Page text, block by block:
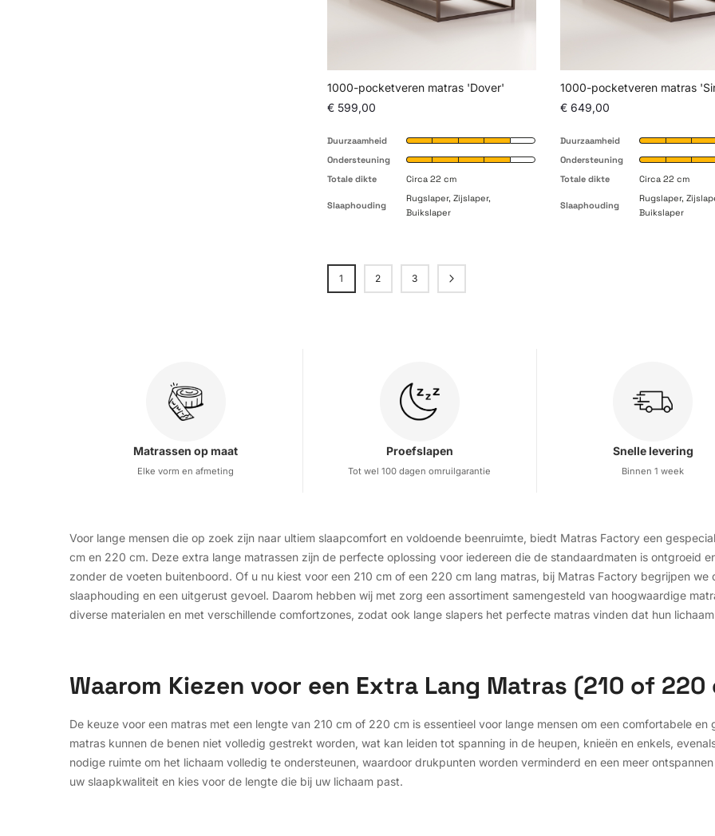
1000-pocketveren matras 'Dover'
€ 599,00
Duurzaamheid
Ondersteuning
Totale dikte
Circa 22 cm
Slaaphouding
Rugslaper, Zijslaper,
Buikslaper
1000-pocketveren matras
€ 649,00
Duurzaamheid
Ondersteuning
Totale dikte
Circa 22 cm
Slaaphouding
Rugslaper,
Buikslaper
Pagina
U lees momenteel pagina
1 Pagina
2 Pagina
3 Pagina
Volgende
Matrassen op maat
Elke vorm en afmeting
Proefslapen
Tot wel 100 dagen omruilgarantie
Snelle levering
Binnen 1 week
Voor lange mensen die op zoek zijn naar ultiem slaapcomfort en voldoende beenruimte, biedt Matras Factory een
cm en 220 cm. Deze extra lange matrassen zijn de perfecte oplossing voor iedereen die de standaardmaten is ontgroeid
zonder de voeten buitenboord. Of u nu kiest voor een 210 cm of een 220 cm lang matras, bij Matras Factory begrijpen
slaaphouding en een uitgerust gevoel. Daarom hebben wij met zorg een assortiment samengesteld van hoogwaardige
diverse materialen en met verschillende comfortzones, zodat ook lange slapers het perfecte matras vinden dat hun
Waarom Kiezen voor een Extra Lang Matras (210 of 220
De keuze voor een matras met een lengte van 210 cm of 220 cm is essentieel voor lange mensen om een comfortabele
matras kunnen de benen niet volledig gestrekt worden, wat kan leiden tot spanning in de heupen, knieën en enkels,
nodige ruimte om het lichaam volledig te ondersteunen, waardoor drukpunten worden verminderd en een meer
uw slaapkwaliteit en kies voor de lengte die bij uw lichaam past.